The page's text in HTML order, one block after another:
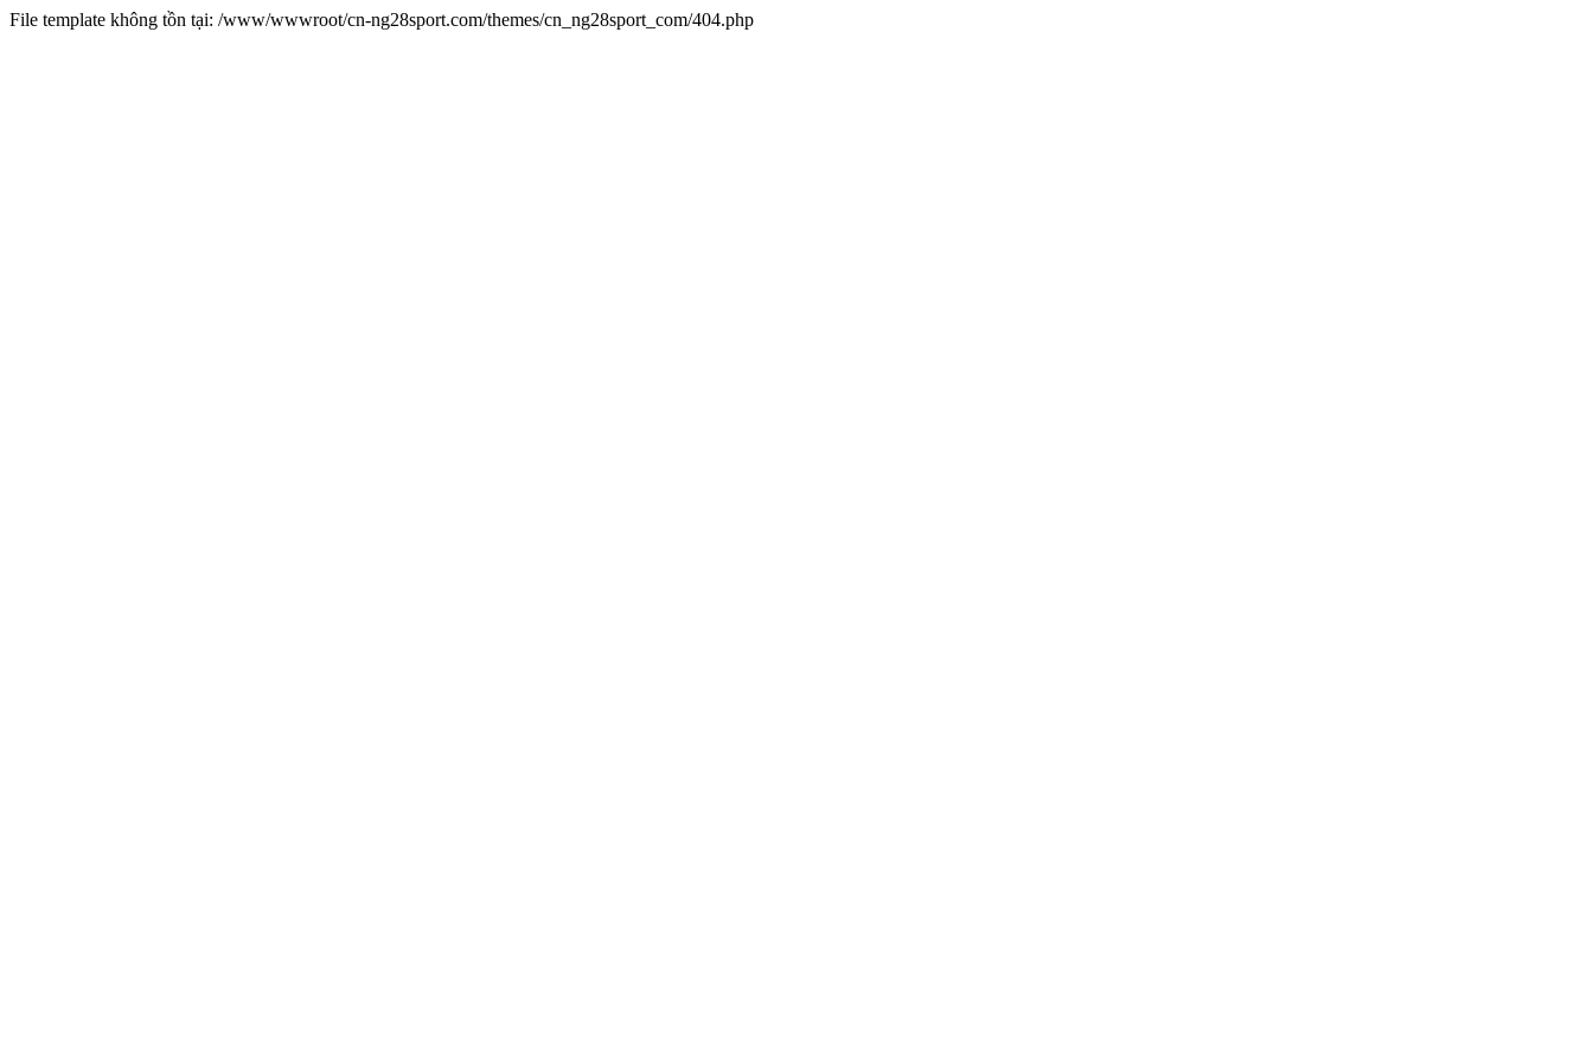
File template không tồn tại: /www/wwwroot/cn-ng28sport.com/themes/cn_ng28sport_com/404.php